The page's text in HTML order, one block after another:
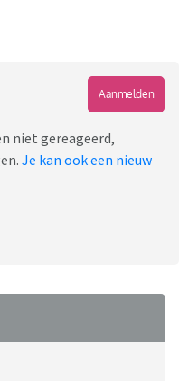
Aanmelden
niet gereageerd,
Je kan ook een nieuw